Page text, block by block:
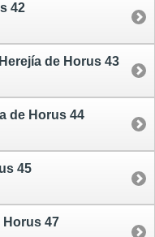
42
de Horus 43
de Horus 44
45
Horus 47